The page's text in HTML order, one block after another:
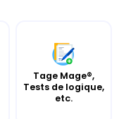
Tage Mage®,
Tests de logique,
etc.